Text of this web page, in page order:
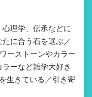
理学、伝承などに
に合う石を選ぶ／
ーストーンやカラー
ーなど雑学大好き
生きている／引き寄